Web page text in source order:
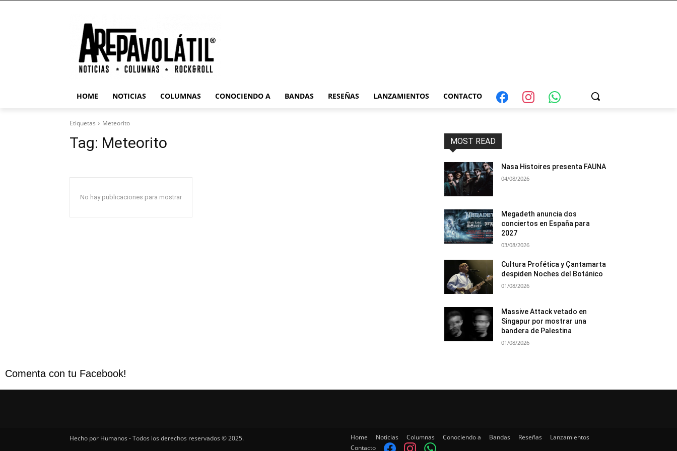
HOME NOTICIAS COLUMNAS CONOCIENDO A BANDAS RESEÑAS LANZAMIENTOS CONTACTO
Etiquetas Meteorito
Tag: Meteorito
No hay publicaciones para mostrar
MOST READ
Nasa Histoires presenta FAUNA
04/08/2026
Megadeth anuncia dos
conciertos en España para
2027
03/08/2026
Cultura Profética y Çantamarta
despiden Noches del Botánico
01/08/2026
Massive Attack vetado en
Singapur por mostrar una
bandera de Palestina
01/08/2026
Comenta con tu Facebook!
Hecho por Humanos - Todos los derechos reservados © 2025. Home Noticias Columnas Conociendo a Bandas Reseñas
Lanzamientos
Contacto